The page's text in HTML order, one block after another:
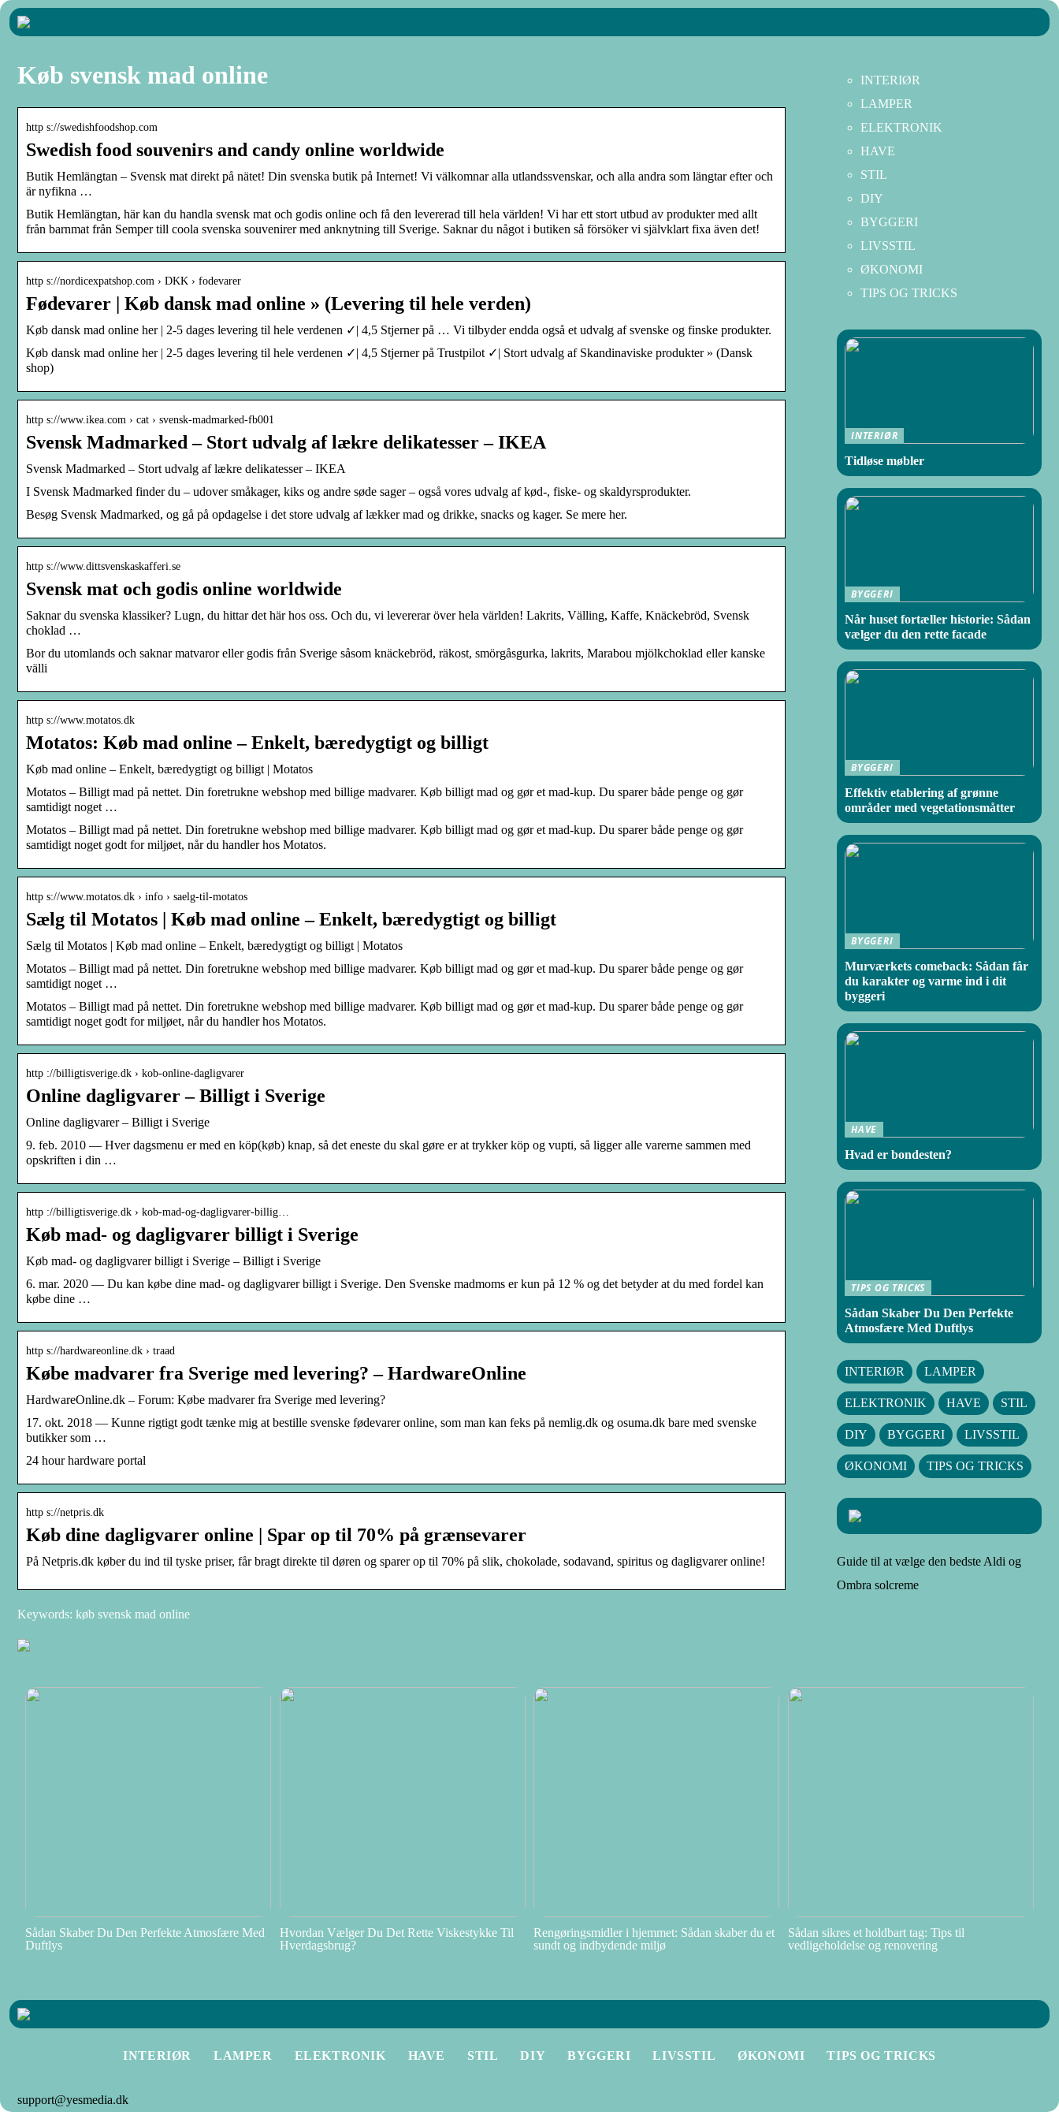
Køb svensk mad online
http s://swedishfoodshop.com
Swedish food souvenirs and candy online worldwide
Butik Hemlängtan – Svensk mat direkt på nätet! Din svenska butik på Internet! Vi välkomnar alla utlandssvenskar, och alla andra som längtar efter och
är nyfikna …
Butik Hemlängtan, här kan du handla svensk mat och godis online och få den levererad till hela världen! Vi har ett stort utbud av produkter med allt
från barnmat från Semper till coola svenska souvenirer med anknytning till Sverige. Saknar du något i butiken så försöker vi självklart fixa även det!
http s://nordicexpatshop.com › DKK › fodevarer
Fødevarer | Køb dansk mad online » (Levering til hele verden)
Køb dansk mad online her | 2-5 dages levering til hele verdenen ✓| 4,5 Stjerner på … Vi tilbyder endda også et udvalg af svenske og finske produkter.
Køb dansk mad online her | 2-5 dages levering til hele verdenen ✓| 4,5 Stjerner på Trustpilot ✓| Stort udvalg af Skandinaviske produkter » (Dansk
shop)
http s://www.ikea.com › cat › svensk-madmarked-fb001
Svensk Madmarked – Stort udvalg af lækre delikatesser – IKEA
Svensk Madmarked – Stort udvalg af lækre delikatesser – IKEA
I Svensk Madmarked finder du – udover småkager, kiks og andre søde sager – også vores udvalg af kød-, fiske- og skaldyrsprodukter.
Besøg Svensk Madmarked, og gå på opdagelse i det store udvalg af lækker mad og drikke, snacks og kager. Se mere her.
http s://www.dittsvenskaskafferi.se
Svensk mat och godis online worldwide
Saknar du svenska klassiker? Lugn, du hittar det här hos oss. Och du, vi levererar över hela världen! Lakrits, Välling, Kaffe, Knäckebröd, Svensk
choklad …
Bor du utomlands och saknar matvaror eller godis från Sverige såsom knäckebröd, räkost, smörgåsgurka, lakrits, Marabou mjölkchoklad eller kanske
välli
http s://www.motatos.dk
Motatos: Køb mad online – Enkelt, bæredygtigt og billigt
Køb mad online – Enkelt, bæredygtigt og billigt | Motatos
Motatos – Billigt mad på nettet. Din foretrukne webshop med billige madvarer. Køb billigt mad og gør et mad-kup. Du sparer både penge og gør
samtidigt noget …
Motatos – Billigt mad på nettet. Din foretrukne webshop med billige madvarer. Køb billigt mad og gør et mad-kup. Du sparer både penge og gør
samtidigt noget godt for miljøet, når du handler hos Motatos.
http s://www.motatos.dk › info › saelg-til-motatos
Sælg til Motatos | Køb mad online – Enkelt, bæredygtigt og billigt
Sælg til Motatos | Køb mad online – Enkelt, bæredygtigt og billigt | Motatos
Motatos – Billigt mad på nettet. Din foretrukne webshop med billige madvarer. Køb billigt mad og gør et mad-kup. Du sparer både penge og gør
samtidigt noget …
Motatos – Billigt mad på nettet. Din foretrukne webshop med billige madvarer. Køb billigt mad og gør et mad-kup. Du sparer både penge og gør
samtidigt noget godt for miljøet, når du handler hos Motatos.
http ://billigtisverige.dk › kob-online-dagligvarer
Online dagligvarer – Billigt i Sverige
Online dagligvarer – Billigt i Sverige
9. feb. 2010 — Hver dagsmenu er med en köp(køb) knap, så det eneste du skal gøre er at trykker köp og vupti, så ligger alle varerne sammen med
opskriften i din …
http ://billigtisverige.dk › kob-mad-og-dagligvarer-billig…
Køb mad- og dagligvarer billigt i Sverige
Køb mad- og dagligvarer billigt i Sverige – Billigt i Sverige
6. mar. 2020 — Du kan købe dine mad- og dagligvarer billigt i Sverige. Den Svenske madmoms er kun på 12 % og det betyder at du med fordel kan
købe dine …
http s://hardwareonline.dk › traad
Købe madvarer fra Sverige med levering? – HardwareOnline
HardwareOnline.dk – Forum: Købe madvarer fra Sverige med levering?
17. okt. 2018 — Kunne rigtigt godt tænke mig at bestille svenske fødevarer online, som man kan feks på nemlig.dk og osuma.dk bare med svenske
butikker som …
24 hour hardware portal
http s://netpris.dk
Køb dine dagligvarer online | Spar op til 70% på grænsevarer
På Netpris.dk køber du ind til tyske priser, får bragt direkte til døren og sparer op til 70% på slik, chokolade, sodavand, spiritus og dagligvarer online!
Keywords: køb svensk mad online
INTERIØR
LAMPER
ELEKTRONIK
HAVE
STIL
DIY
BYGGERI
LIVSSTIL
ØKONOMI
TIPS OG TRICKS
INTERIØR
Tidløse møbler
BYGGERI
Når huset fortæller historie: Sådan
vælger du den rette facade
BYGGERI
Effektiv etablering af grønne
områder med vegetationsmåtter
BYGGERI
Murværkets comeback: Sådan får
du karakter og varme ind i dit
byggeri
HAVE
Hvad er bondesten?
TIPS OG TRICKS
Sådan Skaber Du Den Perfekte
Atmosfære Med Duftlys
INTERIØR LAMPER
ELEKTRONIK HAVE STIL
DIY BYGGERI LIVSSTIL
ØKONOMI TIPS OG TRICKS
Guide til at vælge den bedste Aldi og
Ombra solcreme
Sådan Skaber Du Den Perfekte Atmosfære Med
Duftlys
Hvordan Vælger Du Det Rette Viskestykke Til
Hverdagsbrug?
Rengøringsmidler i hjemmet: Sådan skaber du et
sundt og indbydende miljø
Sådan sikres et holdbart tag: Tips til
vedligeholdelse og renovering
INTERIØR LAMPER ELEKTRONIK HAVE STIL DIY BYGGERI LIVSSTIL ØKONOMI TIPS OG TRICKS
support@yesmedia.dk